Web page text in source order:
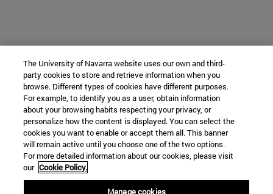
The University of Navarra website uses our own and third-
party cookies to store and retrieve information when you
browse. Different types of cookies have different purposes.
For example, to identify you as a user, obtain information
about your browsing habits respecting your privacy, or
personalize how the content is displayed. You can select the
cookies you want to enable or accept them all. This banner
will remain active until you choose one of the two options.
For more detailed information about our cookies, please visit
our Cookie Policy.
Manage cookies